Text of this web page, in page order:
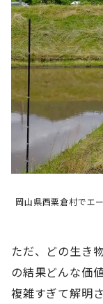
岡山県西粟倉村でエ
ただ、どの生き
の結果どんな価
複雑すぎて解明